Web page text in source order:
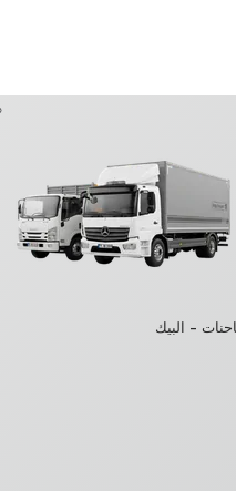
– البيك